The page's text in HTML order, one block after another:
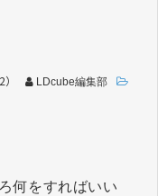
）
LDcube編集部
何をすればいい